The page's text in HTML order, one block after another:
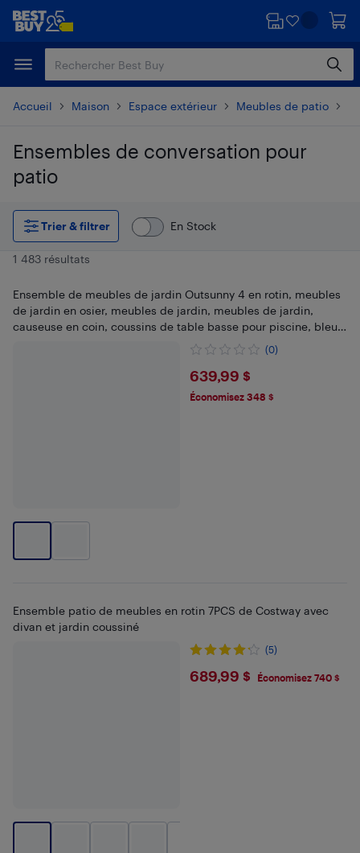
Passer
principal
Passer
Accueil Maison Espace extérieur Meubles de patio
Ensembles de conversation pour
patio
Passer aux résultats
Trier & filtrer
En Stock
1 483 résultats
Ensemble de meubles de jardin Outsunny 4 en rotin, meubles
de jardin en osier, meubles de jardin, meubles de jardin,
causeuse en coin, coussins de table basse pour piscine, bleu
(0)
$639.99
639,99 $
Économisez 348 $
Ensemble patio de meubles en rotin 7PCS de Costway avec
divan et jardin coussiné
(5)
$689.99
689,99 $ Économisez 740 $